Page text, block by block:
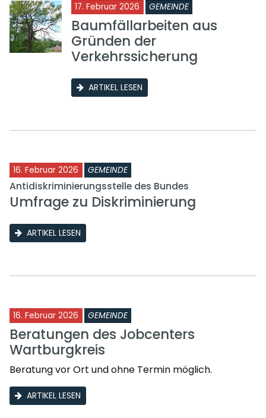
17. Februar 2026 GEMEINDE
Baumfällarbeiten aus
Gründen der
Verkehrssicherung
ARTIKEL LESEN
16. Februar 2026 GEMEINDE
Antidiskriminierungsstelle des Bundes
Umfrage zu Diskriminierung
ARTIKEL LESEN
16. Februar 2026 GEMEINDE
Beratungen des Jobcenters
Wartburgkreis
Beratung vor Ort und ohne Termin möglich.
ARTIKEL LESEN